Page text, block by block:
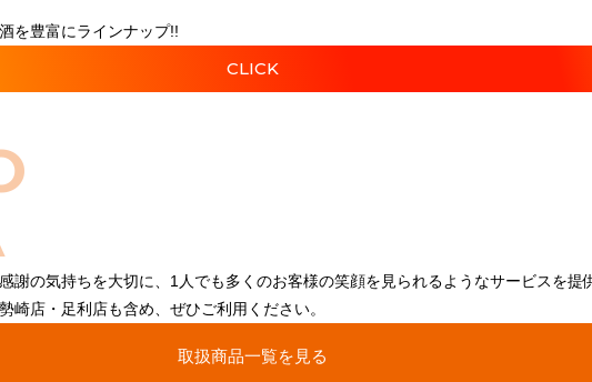
を豊富にラインナップ!!
CLICK
謝の気持ちを大切に、1人でも多くのお客様の笑顔を見られるようなサービスを提
崎店・足利店も含め、ぜひご利用ください。
取扱商品一覧を見る